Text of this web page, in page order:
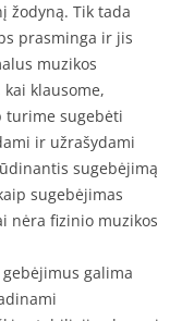
žodyną. Tik tada
prasminga ir jis
muzikos
klausome,
turime sugebėti
ir užrašydami
sugebėjimą
sugebėjimas
nėra fizinio muzikos
galima